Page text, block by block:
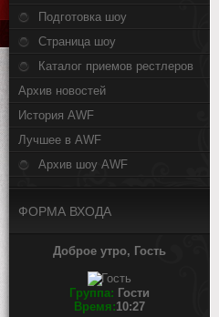
Подготовка шоу
Страница шоу
Каталог приемов рестлеров
Архив новостей
История AWF
Лучшее в AWF
Архив шоу AWF
ФОРМА ВХОДА
Доброе утро, Гость
Группа: Гости
Время:10:27